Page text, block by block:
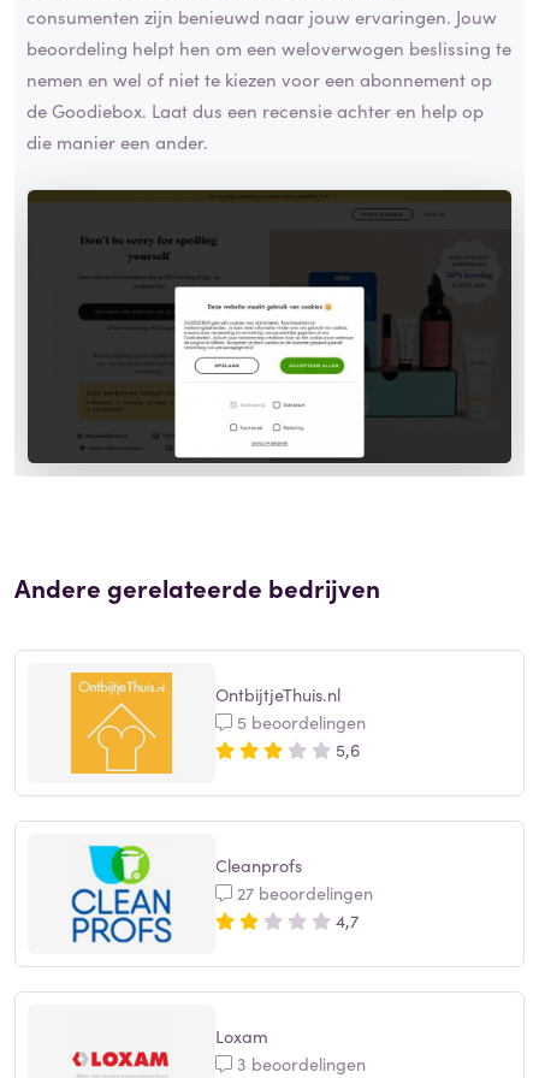
consumenten zijn benieuwd naar jouw ervaringen. Jouw
beoordeling helpt hen om een weloverwogen beslissing te
nemen en wel of niet te kiezen voor een abonnement op
de Goodiebox. Laat dus een recensie achter en help op
die manier een ander.
Andere gerelateerde bedrijven
OntbijtjeThuis.nl
5 beoordelingen
5,6
Cleanprofs
27 beoordelingen
4,7
Loxam
3 beoordelingen